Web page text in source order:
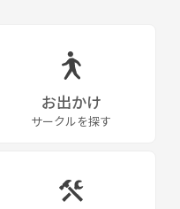
お出かけ
サークルを探す